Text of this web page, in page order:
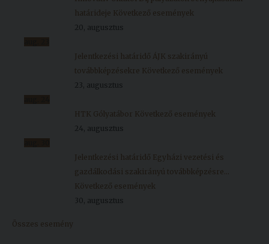
határideje Következő események
20, augusztus
Jelentkezési határidő ÁJK szakirányú
továbbképzésekre Következő események
23, augusztus
HTK Gólyatábor Következő események
24, augusztus
Jelentkezési határidő Egyházi vezetési és
gazdálkodási szakirányú továbbképzésre...
Következő események
30, augusztus
Összes esemény